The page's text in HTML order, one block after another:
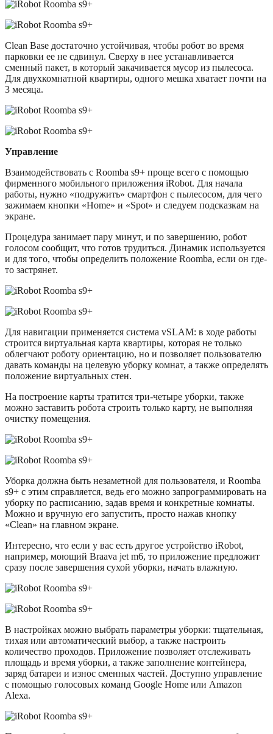
Clean Base достаточно устойчивая, чтобы робот во время
парковки ее не сдвинул. Сверху в нее устанавливается
сменный пакет, в который закачивается мусор из пылесоса.
Для двухкомнатной квартиры, одного мешка хватает почти на
3 месяца.
Управление
Взаимодействовать с Roomba s9+ проще всего с помощью
фирменного мобильного приложения iRobot. Для начала
работы, нужно «подружить» смартфон с пылесосом, для чего
зажимаем кнопки «Home» и «Spot» и следуем подсказкам на
экране.
Процедура занимает пару минут, и по завершению, робот
голосом сообщит, что готов трудиться. Динамик используется
и для того, чтобы определить положение Roomba, если он где-
то застрянет.
Для навигации применяется система vSLAM: в ходе работы
строится виртуальная карта квартиры, которая не только
облегчают роботу ориентацию, но и позволяет пользователю
давать команды на целевую уборку комнат, а также определять
положение виртуальных стен.
На построение карты тратится три-четыре уборки, также
можно заставить робота строить только карту, не выполняя
очистку помещения.
Уборка должна быть незаметной для пользователя, и Roomba
s9+ с этим справляется, ведь его можно запрограммировать на
уборку по расписанию, задав время и конкретные комнаты.
Можно и вручную его запустить, просто нажав кнопку
«Clean» на главном экране.
Интересно, что если у вас есть другое устройство iRobot,
например, моющий Braava jet m6, то приложение предложит
сразу после завершения сухой уборки, начать влажную.
В настройках можно выбрать параметры уборки: тщательная,
тихая или автоматический выбор, а также настроить
количество проходов. Приложение позволяет отслеживать
площадь и время уборки, а также заполнение контейнера,
заряд батареи и износ сменных частей. Доступно управление
с помощью голосовых команд Google Home или Amazon
Alexa.